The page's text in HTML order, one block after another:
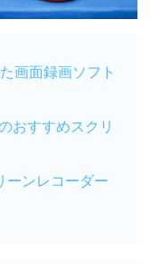
画面録画ソフト
おすすめスクリ
ーンレコーダー